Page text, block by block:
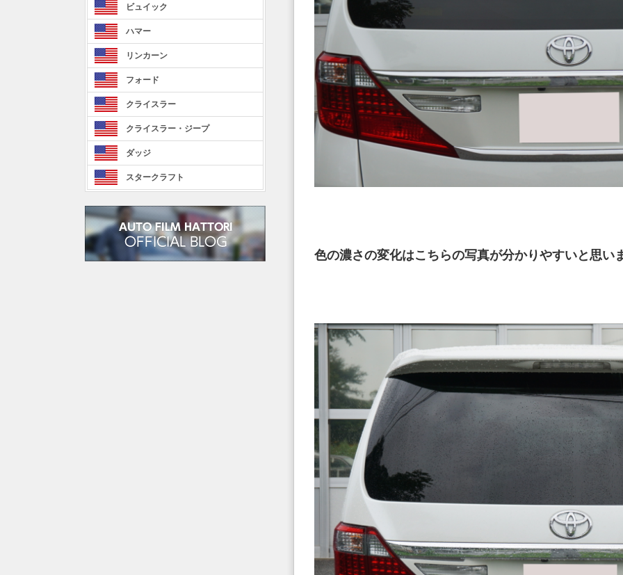
色の濃さの変化はこちらの写真が分かりやすいと思い
ビュイック
ハマー
リンカーン
フォード
クライスラー
クライスラー・ジープ
ダッジ
スタークラフト